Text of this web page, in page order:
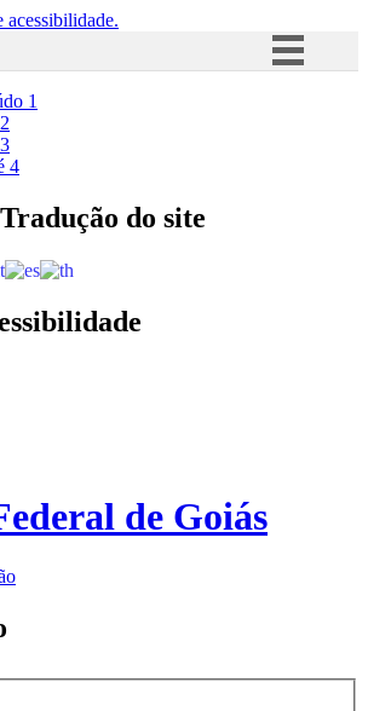
acessibilidade.
Acesso à informação
1
2
3
4
do site
de Goiás